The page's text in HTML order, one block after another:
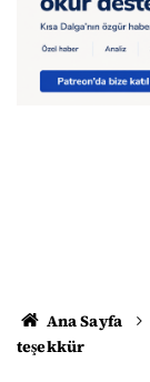
Ana Sayfa
teşekkür